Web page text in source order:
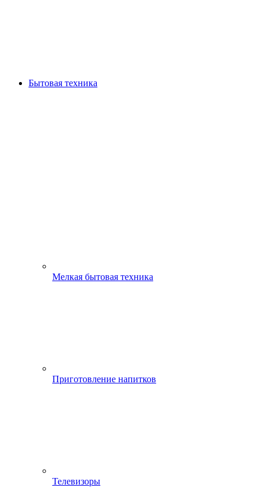
Бытовая техника
Мелкая бытовая техника
Приготовление напитков
Телевизоры